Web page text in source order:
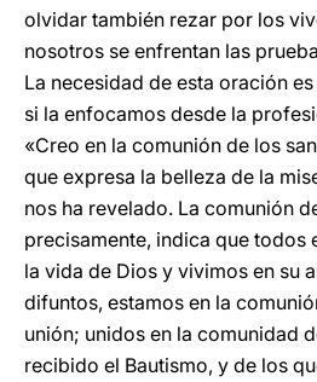
olvidar también rezar por los
nosotros se enfrentan las
La necesidad de esta oración
si la enfocamos desde la
«Creo en la comunión de los
que expresa la belleza de la
nos ha revelado. La comunión
precisamente, indica que todos
la vida de Dios y vivimos en su
difuntos, estamos en la
unión; unidos en la comunidad
recibido el Bautismo, y de los